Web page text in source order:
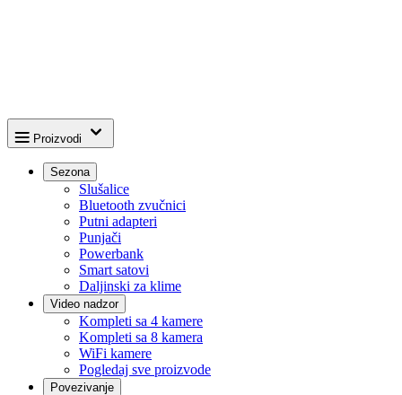
Proizvodi
Sezona
Slušalice
Bluetooth zvučnici
Putni adapteri
Punjači
Powerbank
Smart satovi
Daljinski za klime
Video nadzor
Kompleti sa 4 kamere
Kompleti sa 8 kamera
WiFi kamere
Pogledaj sve proizvode
Povezivanje